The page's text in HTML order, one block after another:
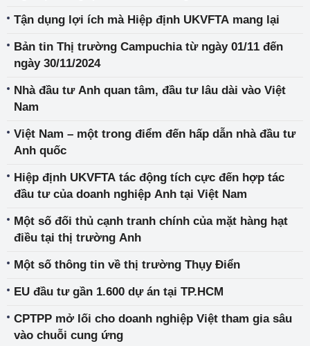
Tận dụng lợi ích mà Hiệp định UKVFTA mang lại
Bản tin Thị trường Campuchia từ ngày 01/11 đến
ngày 30/11/2024
Nhà đầu tư Anh quan tâm, đầu tư lâu dài vào Việt
Nam
Việt Nam – một trong điểm đến hấp dẫn nhà đầu tư
Anh quốc
Hiệp định UKVFTA tác động tích cực đến hợp tác
đầu tư của doanh nghiệp Anh tại Việt Nam
Một số đối thủ cạnh tranh chính của mặt hàng hạt
điều tại thị trường Anh
Một số thông tin về thị trường Thụy Điển
EU đầu tư gần 1.600 dự án tại TP.HCM
CPTPP mở lối cho doanh nghiệp Việt tham gia sâu
vào chuỗi cung ứng